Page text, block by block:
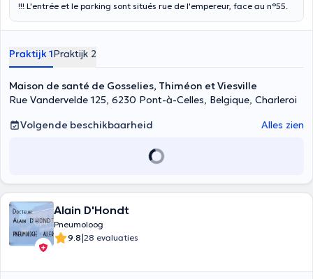
!!! L'entrée et le parking sont situés rue de l'empereur, face au n°55.
Praktijk 1Praktijk 2
Maison de santé de Gosselies, Thiméon et Viesville
Rue Vandervelde 125, 6230 Pont-à-Celles, Belgique, Charleroi
Volgende beschikbaarheid
Alles zien
Alain D'Hondt
Pneumoloog
9.8|28 evaluaties